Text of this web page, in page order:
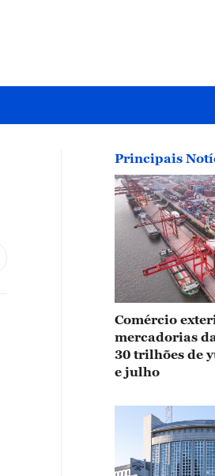
Principais
Comércio
mercadorias
30 trilhões de
e julho